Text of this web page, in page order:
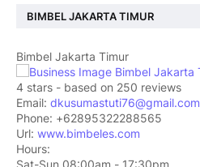
BIMBEL JAKARTA TIMUR
Bimbel Jakarta Timur
4 stars - based on 250 reviews
Email: dkusumastuti76@gmail.com
Phone: +62895322288565
Url: www.bimbeles.com
Hours:
Sat-Sun 08:00am - 17:30pm